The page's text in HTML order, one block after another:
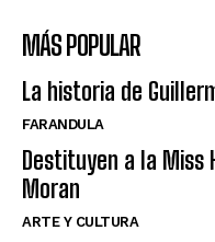
MÁS POPULAR
La historia de
FARANDULA
Destituyen a la Miss
Moran
ARTE Y CULTURA